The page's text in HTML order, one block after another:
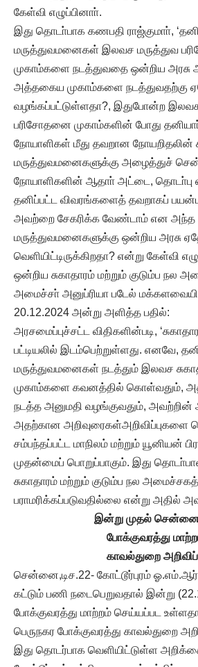
கேள்வி எழுப்பினாா்.
இது தொடா்பாக கணபதி ராஜ்குமாா்,
மருத்துவமனைகள் இலவச மருத்துவ
முகாம்களை நடத்துவதை ஒன்றிய அரசு
அத்தகைய முகாம்களை நடத்துவதற்கு
வழங்கப்பட்டுள்ளதா?, இதுபோன்ற இலவச
பரிசோதனை முகாம்களின் போது
நோயாளிகள் மீது தவறான
மருத்துவமனைகளுக்கு அழைத்துச்
நோயாளிகளின் ஆதாா் அட்டை,
தனிப்பட்ட விவரங்களைத் தவறாகப்
அவற்றை சேகரிக்க வேண்டாம் என அந்த
மருத்துவமனைகளுக்கு ஒன்றிய அரசு
வெளியிட்டிருக்கிறதா? என்று கேள்வி
ஒன்றிய சுகாதாரம் மற்றும் குடும்ப
அமைச்சா் அனுப்ரியா படேல்
20.12.2024 அன்று அளித்த பதில்:
அரசமைப்புச்சட்ட விதிகளின்படி,
பட்டியலில் இடம்பெற்றுள்ளது. எனவே,
மருத்துவமனைகள் நடத்தும் இலவச
முகாம்களை கவனத்தில் கொள்வதும்,
நடத்த அனுமதி வழங்குவதும், அவற்றின்
அதற்கான அறிவுரைகள்அறிவிப்புகளை
சம்பந்தப்பட்ட மாநிலம் மற்றும் யூனியன்
முதன்மைப் பொறுப்பாகும். இது
சுகாதாரம் மற்றும் குடும்ப நல
பராமரிக்கப்படுவதில்லை என்று அதில்
இன்று முதல்
போக்குவரத்து
காவல்துறை
சென்னை,டிச.22- கோட்டூர்புரம்
கட்டும் பணி நடைபெறுவதால் இன்று
போக்குவரத்து மாற்றம் செய்யப்பட
பெருநகர போக்குவரத்து காவல்துறை
இது தொடர்பாக வெளியிட்டுள்ள